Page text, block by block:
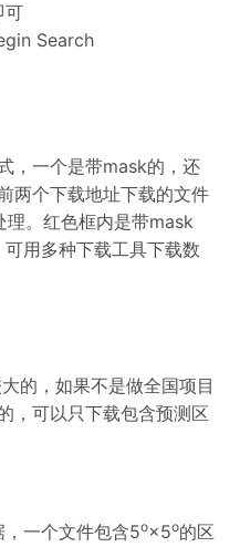
可
Search
，一个是带mask的，还
两个下载地址下载的文件
。红色框内是带mask
用多种下载工具下载数
的，如果不是做全国项目
，可以只下载包含预测区
一个文件包含5o×5o的区